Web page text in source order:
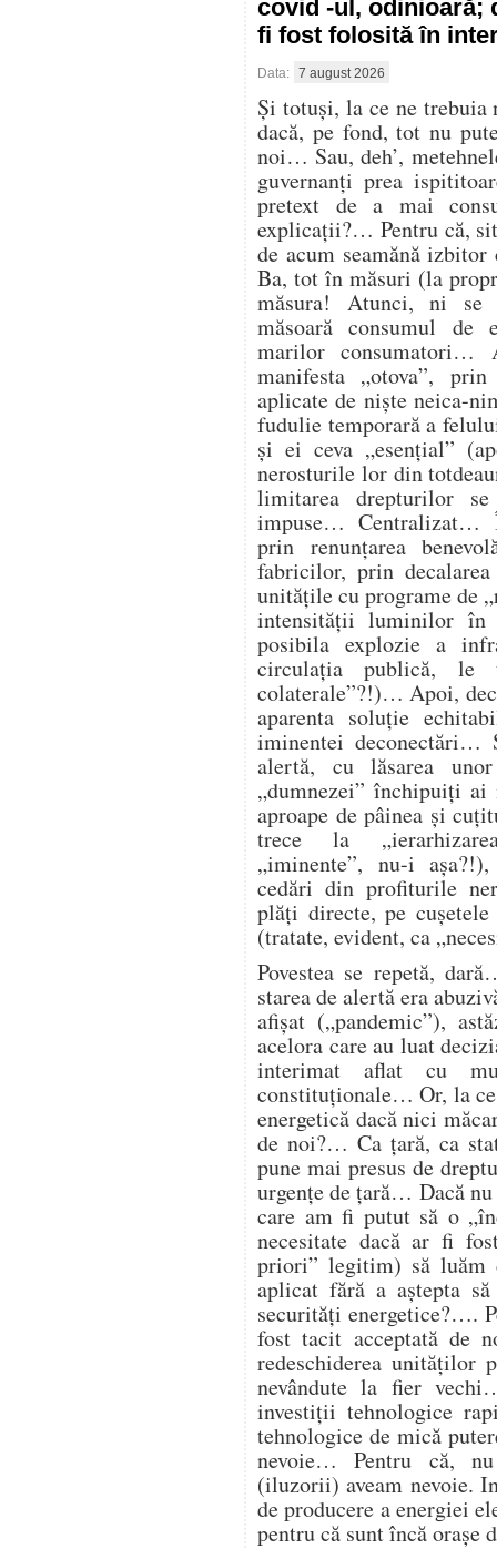
covid -ul, odinioară;
fi fost folosită în
Data: 7 august 2026
Și totuși, la ce ne trebuia
dacă, pe fond, tot nu
noi… Sau, deh’,
guvernanți prea
pretext de a mai
explicații?… Pentru că,
de acum seamănă
Ba, tot în măsuri (la
măsura! Atunci, ni se
măsoară consumul de
marilor consumatori…
manifesta „otova”,
aplicate de niște neica-
fudulie temporară a
și ei ceva „esențial”
nerosturile lor din
limitarea drepturilor
impuse… Centralizat…
prin renunțarea
fabricilor, prin
unitățile cu programe de
intensității luminilor în
posibila explozie a
circulația publică, le
colaterale”?!)… Apoi,
aparenta soluție
iminentei deconectări…
alertă, cu lăsarea
„dumnezei” închipuiți
aproape de pâinea și
trece la
„iminente”, nu-i
cedări din profiturile
plăți directe, pe
(tratate, evident, ca
Povestea se repetă,
starea de alertă era
afișat („pandemic”),
acelora care au luat
interimat aflat cu
constituționale… Or, la
energetică dacă nici
de noi?… Ca țară, ca
pune mai presus de
urgențe de țară… Dacă
care am fi putut să o
necesitate dacă ar fi
priori” legitim) să luăm
aplicat fără a aștepta
securități energetice?….
fost tacit acceptată de
redeschiderea unităților
nevândute la fier
investiții tehnologice
tehnologice de mică
nevoie… Pentru că,
(iluzorii) aveam nevoie.
de producere a energiei
pentru că sunt încă orașe